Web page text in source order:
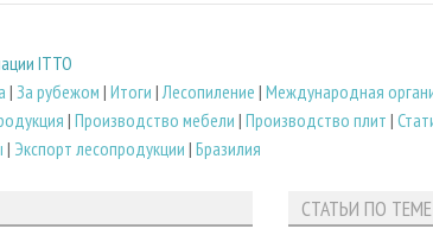
ITTO
| За рубежом | Итоги |Лесопиление | Международная
| Производство мебели | Производство плит |
| Экспорт лесопродукции | Бразилия
СТАТЬИ ПО ТЕМЕ